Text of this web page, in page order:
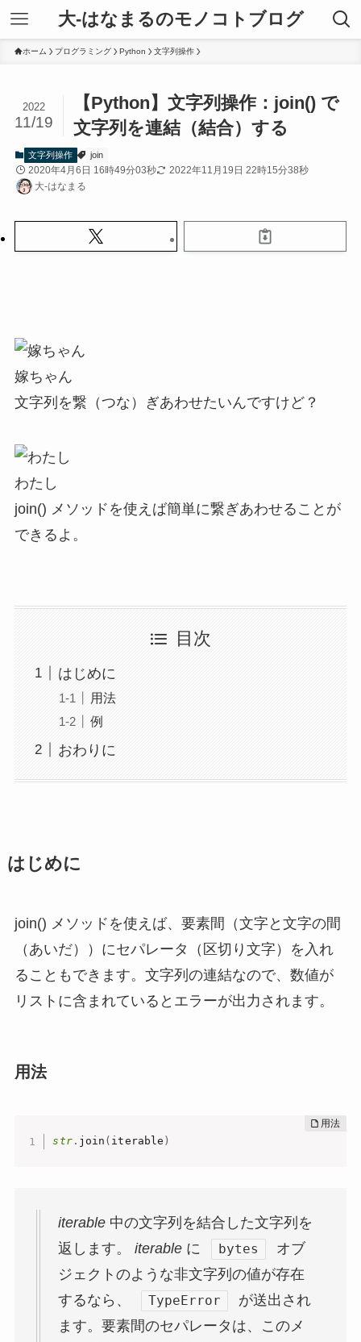
大-はなまるのモノコトブログ
ホーム プログラミング Python 文字列操作
【Python】文字列操作：join() で
文字列を連結（結合）する
2022
11/19
文字列操作 join
2020年4月6日 16時49分03秒
2022年11月19日 22時15分38秒
大-はなまる
嫁ちゃん
文字列を繋（つな）ぎあわせたいんですけど？
わたし
join() メソッドを使えば簡単に繋ぎあわせることが
できるよ。
目次
はじめに
用法
例
おわりに
はじめに
join() メソッドを使えば、要素間（文字と文字の間
（あいだ））にセパレータ（区切り文字）を入れ
ることもできます。文字列の連結なので、数値が
リストに含まれているとエラーが出力されます。
用法
str. join ( iterable )
iterable中の文字列を結合した文字列を
返します。 iterableに bytes
オブ
ジェクトのような非文字列の値が存在
するなら、
TypeError
が送出され
ます。要素間のセパレータは、このメ